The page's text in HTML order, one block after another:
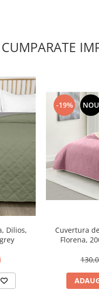
Dilios,
-19% NOU
Cuvertura
Florena,